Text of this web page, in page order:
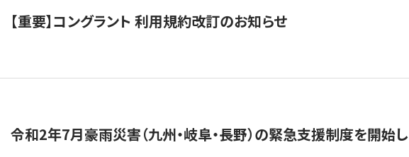
【重要】コングラント 利用規約改訂のお知らせ
令和2年7月豪雨災害（九州・岐阜・長野）の緊急支援制度を開始